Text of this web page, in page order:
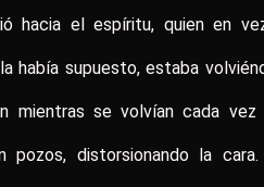
hacia el espíritu, quien en
había supuesto, estaba
mientras se volvían cada vez
pozos, distorsionando la cara.